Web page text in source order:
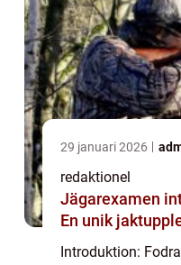
29 januari 2026
redaktionel
Jägarexamen
En unik
Introduktion: